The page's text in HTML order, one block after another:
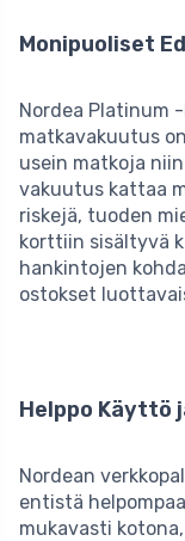
Monipuoliset
Nordea Platinum
matkavakuutus
usein matkoja
vakuutus kattaa
riskejä, tuoden
korttiin sisältyvä
hankintojen
ostokset
Helppo Käyttö
Nordean
entistä
mukavasti